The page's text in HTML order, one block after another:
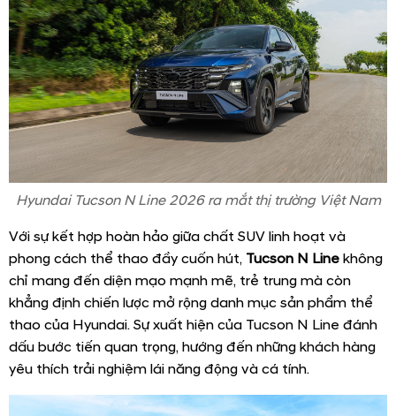
Hyundai Tucson N Line 2026 ra mắt thị trường Việt Nam
Với sự kết hợp hoàn hảo giữa chất SUV linh hoạt và
phong cách thể thao đầy cuốn hút, Tucson N Line không
chỉ mang đến diện mạo mạnh mẽ, trẻ trung mà còn
khẳng định chiến lược mở rộng danh mục sản phẩm thể
thao của Hyundai. Sự xuất hiện của Tucson N Line đánh
dấu bước tiến quan trọng, hướng đến những khách hàng
yêu thích trải nghiệm lái năng động và cá tính.